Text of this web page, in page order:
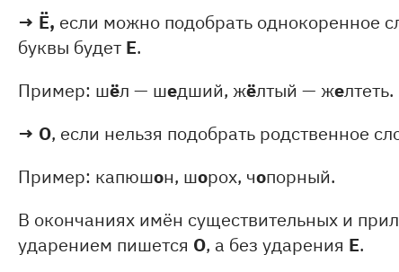
→ Ё, если можно подобрать однокоренное
буквы будет Е.
Пример: шёл — шедший, жёлтый — желтеть.
→ О, если нельзя подобрать родственное
Пример: капюшон, шорох, чопорный.
В окончаниях имён существительных и
ударением пишется О, а без ударения Е.